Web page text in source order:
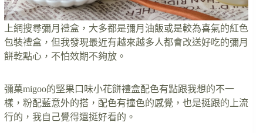
上網搜尋彌月禮盒，大多都是彌月油飯或是較為喜氣的紅色
包裝禮盒，但我發現最近有越來越多人都會改送好吃的彌月
餅乾點心，不怕效期不夠放。
彌菓migoo的堅果口味小花餅禮盒配色有點跟我想的不一
樣，粉配藍意外的搭，配色有撞色的感覺，也是挺跟的上流
行的，我自己覺得還挺好看的。